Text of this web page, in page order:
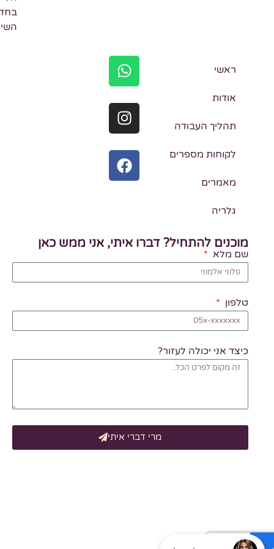
בחדר
השינה.
תהליך העבודה
לקוחות מספרים
מאמרים
גלריה
מוכנים להתחיל? דברו איתי, אני ממש כאן
שם מלא
טלפון
כיצד אני יכולה לעזור?
מרי דברי איתי